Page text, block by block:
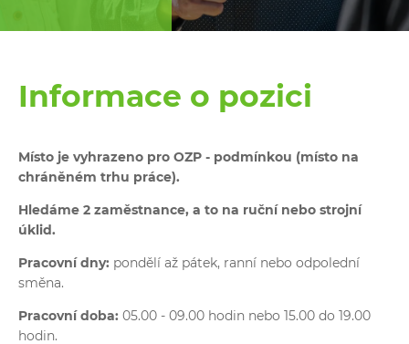
Informace o pozici
Místo je vyhrazeno pro OZP - podmínkou (místo na
chráněném trhu práce).
Hledáme 2 zaměstnance, a to na ruční nebo strojní
úklid.
Pracovní dny: pondělí až pátek, ranní nebo odpolední
směna.
Pracovní doba: 05.00 - 09.00 hodin nebo 15.00 do 19.00
hodin.